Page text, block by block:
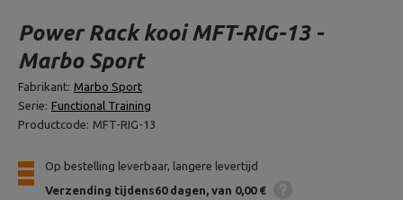
Power Rack kooi MFT-RIG-13 -
Marbo Sport
Fabrikant: Marbo Sport
Serie: Functional Training
Productcode: MFT-RIG-13
Op bestelling leverbaar, langere levertijd
Verzending tijdens60 dagen van 0,00 €